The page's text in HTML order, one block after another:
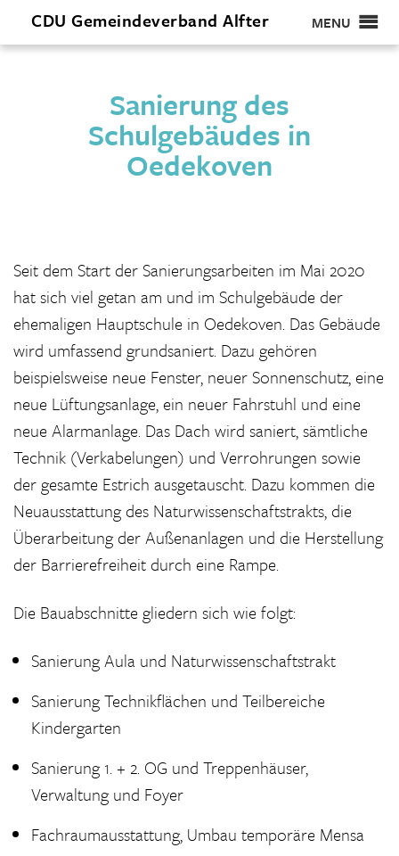
CDU Gemeindeverband Alfter MENU
Sanierung des
Schulgebäudes in
Oedekoven
Seit dem Start der Sanierungsarbeiten im Mai 2020
hat sich viel getan am und im Schulgebäude der
ehemaligen Hauptschule in Oedekoven. Das Gebäude
wird umfassend grundsaniert. Dazu gehören
beispielsweise neue Fenster, neuer Sonnenschutz, eine
neue Lüftungsanlage, ein neuer Fahrstuhl und eine
neue Alarmanlage. Das Dach wird saniert, sämtliche
Technik (Verkabelungen) und Verrohrungen sowie
der gesamte Estrich ausgetauscht. Dazu kommen die
Neuausstattung des Naturwissenschaftstrakts, die
Überarbeitung der Außenanlagen und die Herstellung
der Barrierefreiheit durch eine Rampe.
Die Bauabschnitte gliedern sich wie folgt:
Sanierung Aula und Naturwissenschaftstrakt
Sanierung Technikflächen und Teilbereiche
Kindergarten
Sanierung 1. + 2. OG und Treppenhäuser,
Verwaltung und Foyer
Fachraumausstattung, Umbau temporäre Mensa